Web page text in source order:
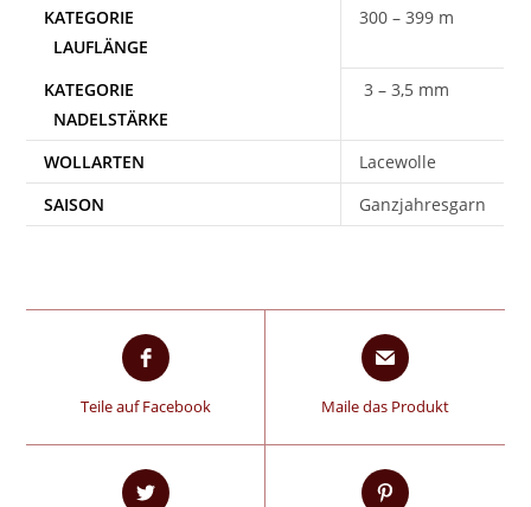
300 – 399 m
3 – 3,5 mm
WOLLARTEN
Lacewolle
SAISON
Ganzjahresgarn
Teile auf Facebook Maile das Produkt